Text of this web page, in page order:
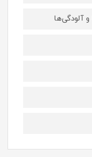
آلودگی‌ها